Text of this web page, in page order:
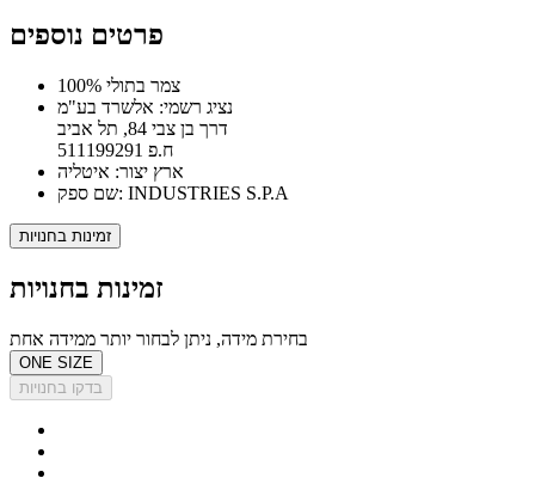
פרטים נוספים
100% צמר בתולי
נציג רשמי: אלשרד בע"מ
דרך בן צבי 84, תל אביב
ח.פ 511199291
ארץ יצור: איטליה
שם ספק: INDUSTRIES S.P.A
זמינות בחנויות
זמינות בחנויות
בחירת מידה, ניתן לבחור יותר ממידה אחת
ONE SIZE
בדקו בחנויות